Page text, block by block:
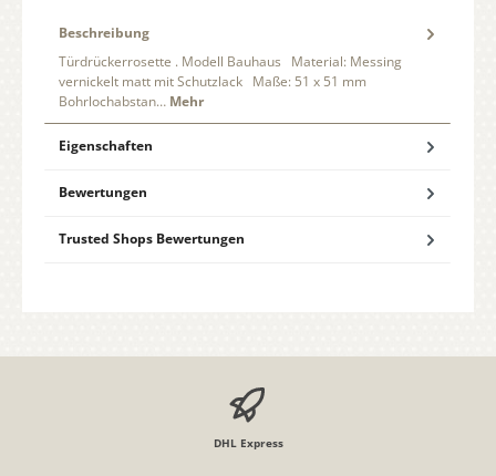
Beschreibung
Türdrückerrosette . Modell Bauhaus Material: Messing
vernickelt matt mit Schutzlack Maße: 51 x 51 mm
Bohrlochabstan… Mehr
Eigenschaften
Bewertungen
Trusted Shops Bewertungen
DHL Express